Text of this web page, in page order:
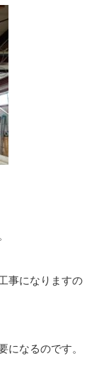
事になりますの
になるのです。